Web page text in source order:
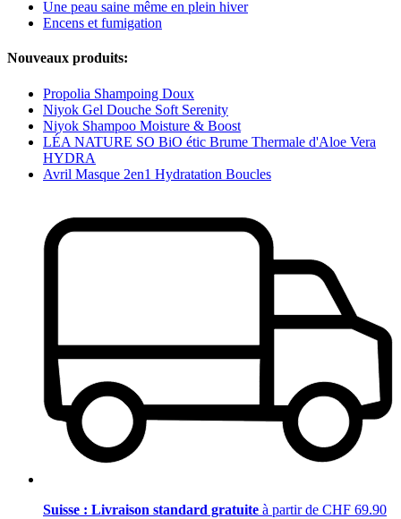
Une peau saine même en plein hiver
Encens et fumigation
Nouveaux produits:
Propolia Shampoing Doux
Niyok Gel Douche Soft Serenity
Niyok Shampoo Moisture & Boost
LÉA NATURE SO BiO étic Brume Thermale d'Aloe Vera
HYDRA
Avril Masque 2en1 Hydratation Boucles
Suisse : Livraison standard gratuite à partir de CHF 69.90